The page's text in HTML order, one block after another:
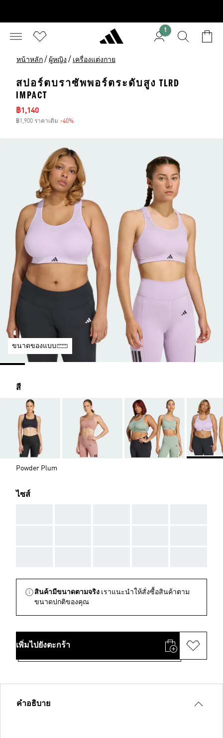
1
หน้าหลัก / ผู้หญิง / เครื่องแต่งกาย
สปอร์ตบราซัพพอร์ตระดับสูง TLRD
IMPACT
ราคาลด
฿1,140
฿1,900 ราคาเดิม -40%
ขนาดของแบบ
สี
Powder Plum
ไซส์
สินค้ามีขนาดตามจริง เราแนะนำให้สั่งซื้อสินค้าตาม
ขนาดปกติของคุณ
เพิ่มไปยังตะกร้า
คำอธิบาย